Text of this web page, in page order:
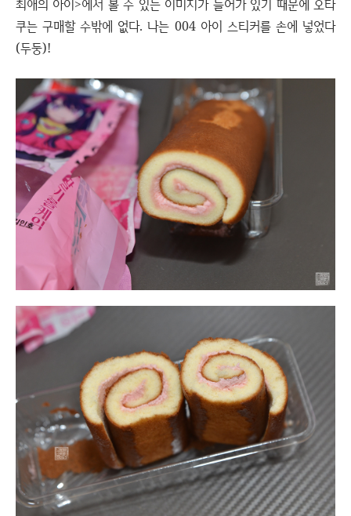
최애의 아이>에서 볼 수 있는 이미지가 들어가 있기 때문에 오타
쿠는 구매할 수밖에 없다. 나는 004 아이 스티커를 손에 넣었다
(두둥)!